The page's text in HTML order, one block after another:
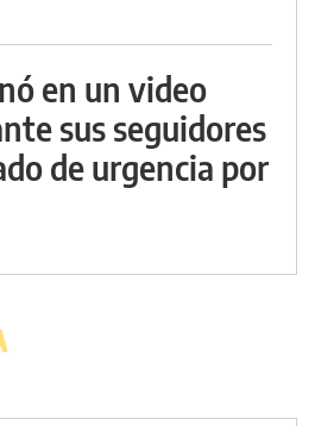
en un video
sus seguidores
de urgencia por